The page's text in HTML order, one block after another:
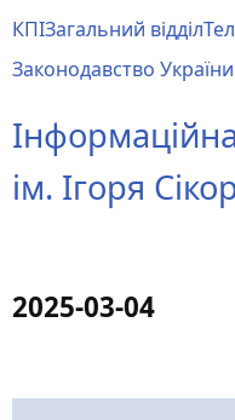
до
основного
КПІЗагальний відділ
Законодавство України
ім. Ігоря
2025-03-04